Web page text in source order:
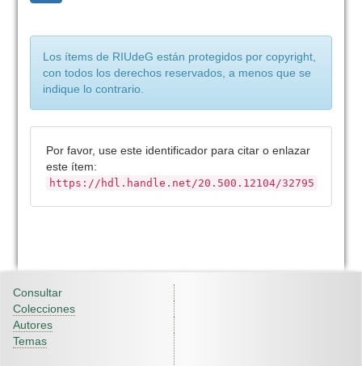
Los ítems de RIUdeG están protegidos por copyright,
con todos los derechos reservados, a menos que se
indique lo contrario.
Por favor, use este identificador para citar o enlazar
este ítem:
https://hdl.handle.net/20.500.12104/32795
Consultar
Colecciones
Autores
Temas